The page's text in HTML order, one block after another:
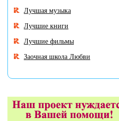
Лучшая музыка
Лучшие книги
Лучшие фильмы
Заочная школа Любви